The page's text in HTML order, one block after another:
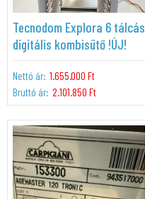
Tecnodom Explora 6 tálcás
digitális kombisütő !ÚJ!
Nettó ár: 1.655.000 Ft
Bruttó ár: 2.101.850 Ft